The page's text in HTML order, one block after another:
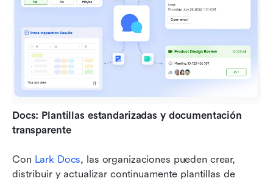
Docs: Plantillas estandarizadas y documentación
transparente
Con Lark Docs, las organizaciones pueden crear,
distribuir y actualizar continuamente plantillas de